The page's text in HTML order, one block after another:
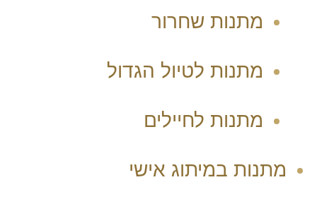
מתנות שחרור
מתנות לטיול הגדול
מתנות לחיילים
מתנות במיתוג אישי